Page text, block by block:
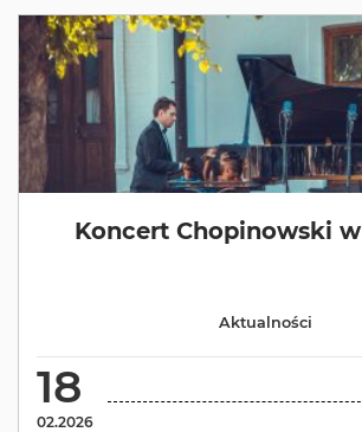
Koncert Chopinowski
18
02.2026
Aktualności